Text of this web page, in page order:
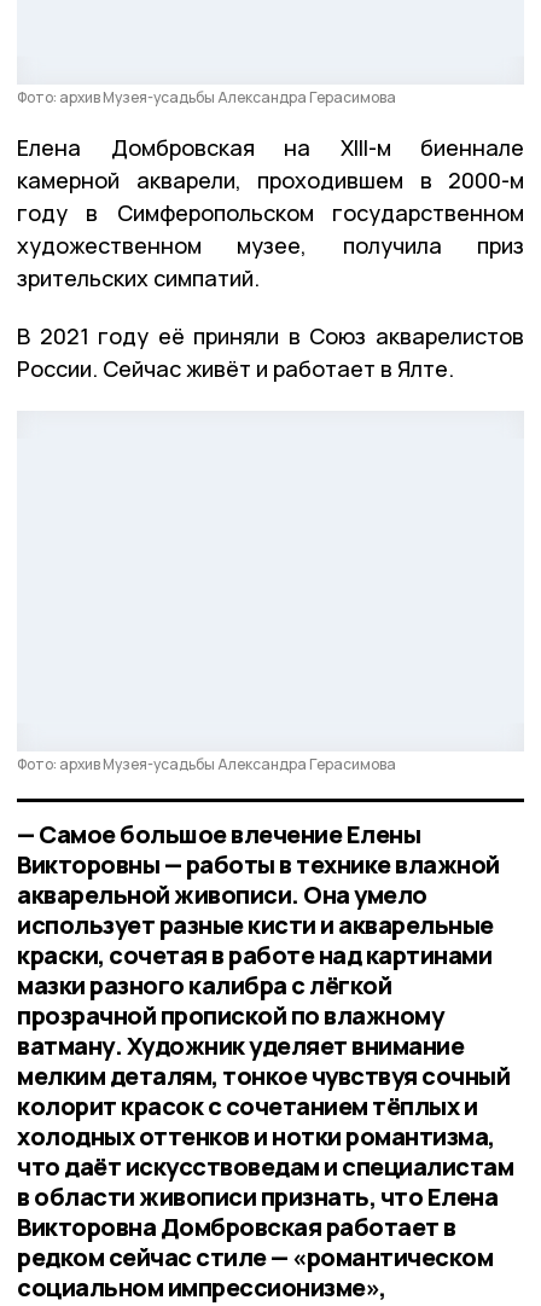
Фото: архив Музея-усадьбы Александра Герасимова
Елена Домбровская на XIII-м биеннале
камерной акварели, проходившем в 2000-м
году в Симферопольском государственном
художественном музее, получила приз
зрительских симпатий.
В 2021 году её приняли в Союз акварелистов
России. Сейчас живёт и работает в Ялте.
Фото: архив Музея-усадьбы Александра Герасимова
— Самое большое влечение Елены
Викторовны — работы в технике влажной
акварельной живописи. Она умело
использует разные кисти и акварельные
краски, сочетая в работе над картинами
мазки разного калибра с лёгкой
прозрачной пропиской по влажному
ватману. Художник уделяет внимание
мелким деталям, тонкое чувствуя сочный
колорит красок с сочетанием тёплых и
холодных оттенков и нотки романтизма,
что даёт искусствоведам и специалистам
в области живописи признать, что Елена
Викторовна Домбровская работает в
редком сейчас стиле — «романтическом
социальном импрессионизме»,